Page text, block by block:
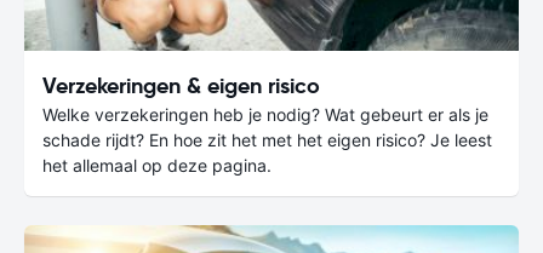
Verzekeringen & eigen risico
Welke verzekeringen heb je nodig? Wat gebeurt er als je
schade rijdt? En hoe zit het met het eigen risico? Je leest
het allemaal op deze pagina.